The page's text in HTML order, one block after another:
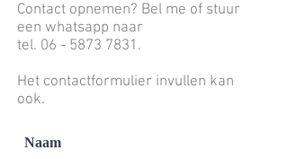
Contact opnemen? Bel me of stuur
een whatsapp naar
tel. 06 - 5873 7831.
Het contactformulier invullen kan
ook.
Naam